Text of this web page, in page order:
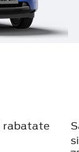
rabatate